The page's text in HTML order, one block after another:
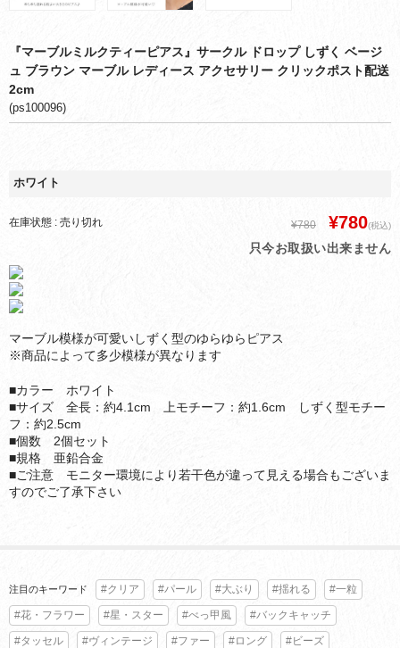
『マーブルミルクティーピアス』サークル ドロップ しずく ベージ
ュ ブラウン マーブル レディース アクセサリー クリックポスト配送
2cm
(ps100096)
ホワイト
在庫状態 : 売り切れ ¥780 ¥780(税込)
只今お取扱い出来ません
マーブル模様が可愛いしずく型のゆらゆらピアス
※商品によって多少模様が異なります
■カラー ホワイト
■サイズ 全長：約4.1cm 上モチーフ：約1.6cm しずく型モチー
フ：約2.5cm
■個数 2個セット
■規格 亜鉛合金
■ご注意 モニター環境により若干色が違って見える場合もございま
すのでご了承下さい
注目のキーワード #クリア #パール #大ぶり #揺れる #一粒
#花・フラワー #星・スター #べっ甲風 #バックキャッチ
#タッセル #ヴィンテージ #ファー #ロング #ビーズ